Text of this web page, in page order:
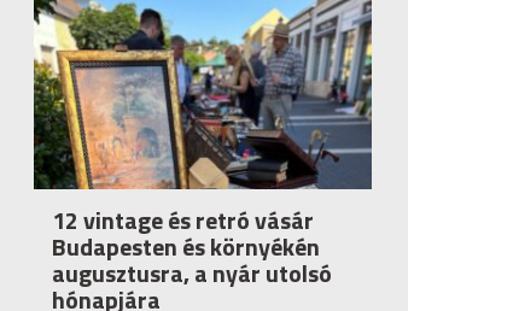
12 vintage és retró vásár
Budapesten és környékén
augusztusra, a nyár utolsó
hónapjára